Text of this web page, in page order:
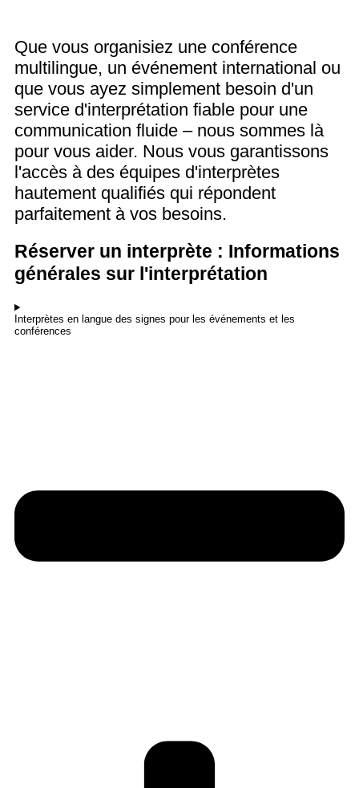
Que vous organisiez une conférence
multilingue, un événement international ou
que vous ayez simplement besoin d'un
service d'interprétation fiable pour une
communication fluide – nous sommes là
pour vous aider. Nous vous garantissons
l'accès à des équipes d'interprètes
hautement qualifiés qui répondent
parfaitement à vos besoins.
Réserver un interprète : Informations
générales sur l'interprétation
Interprètes en langue des signes pour les événements et les
conférences